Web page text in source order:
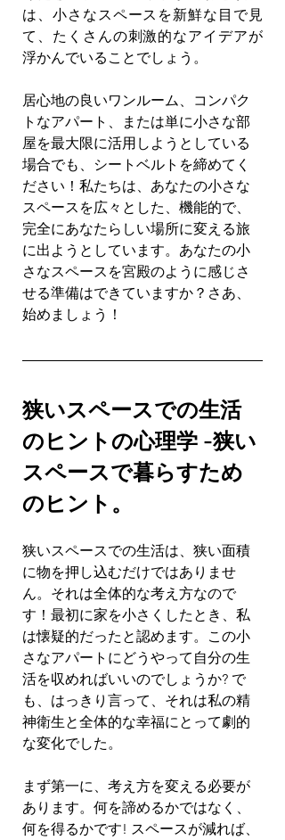
は、小さなスペースを新鮮な目で見
て、たくさんの刺激的なアイデアが
浮かんでいることでしょう。
居心地の良いワンルーム、コンパク
トなアパート、または単に小さな部
屋を最大限に活用しようとしている
場合でも、シートベルトを締めてく
ださい！私たちは、あなたの小さな
スペースを広々とした、機能的で、
完全にあなたらしい場所に変える旅
に出ようとしています。あなたの小
さなスペースを宮殿のように感じさ
せる準備はできていますか？さあ、
始めましょう！
狭いスペースでの生活
のヒントの心理学 -狭い
スペースで暮らすため
のヒント。
狭いスペースでの生活は、狭い面積
に物を押し込むだけではありませ
ん。それは全体的な考え方なので
す！最初に家を小さくしたとき、私
は懐疑的だったと認めます。この小
さなアパートにどうやって自分の生
活を収めればいいのでしょうか? で
も、はっきり言って、それは私の精
神衛生と全体的な幸福にとって劇的
な変化でした。
まず第一に、考え方を変える必要が
あります。何を諦めるかではなく、
何を得るかです! スペースが減れば、